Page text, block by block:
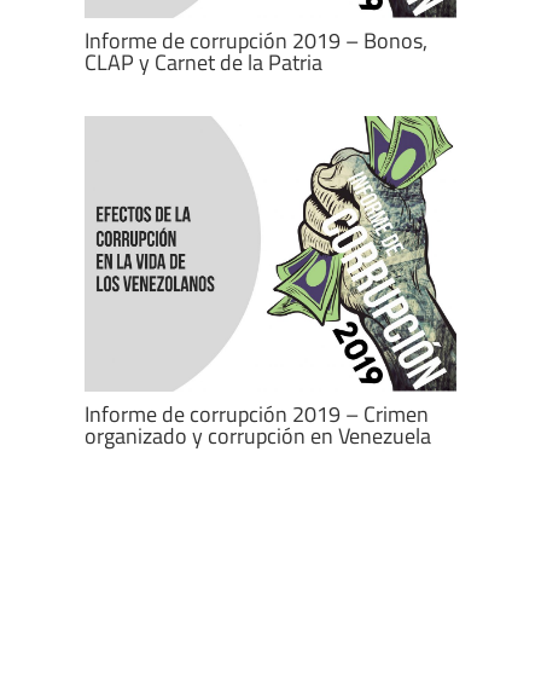
Informe de corrupción 2019 – Bonos,
CLAP y Carnet de la Patria
Informe de corrupción 2019 – Crimen
organizado y corrupción en Venezuela